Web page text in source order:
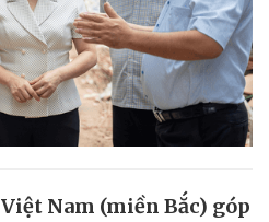
Nam (miền Bắc) góp